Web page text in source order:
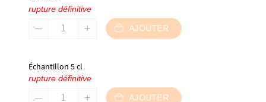
rupture définitive
AJOUTER
Échantillon 5 cl
rupture définitive
AJOUTER